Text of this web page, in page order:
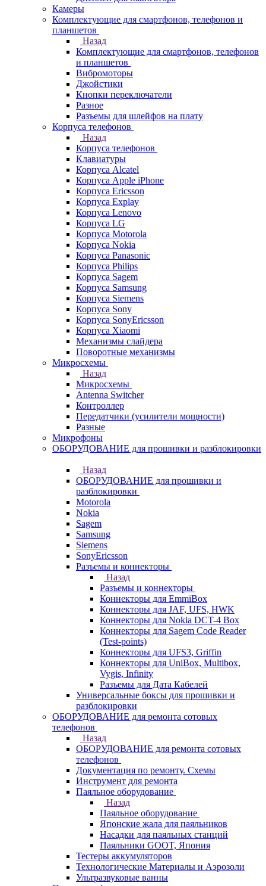
Камеры
Комплектующие для смартфонов, телефонов и
планшетов
Назад
Комплектующие для смартфонов, телефонов
и планшетов
Вибромоторы
Джойстики
Кнопки переключатели
Разное
Разъемы для шлейфов на плату
Корпуса телефонов
Назад
Корпуса телефонов
Клавиатуры
Корпуса Alcatel
Корпуса Apple iPhone
Корпуса Ericsson
Корпуса Explay
Корпуса Lenovo
Корпуса LG
Корпуса Motorola
Корпуса Nokia
Корпуса Panasonic
Корпуса Philips
Корпуса Sagem
Корпуса Samsung
Корпуса Siemens
Корпуса Sony
Корпуса SonyEricsson
Корпуса Xiaomi
Механизмы слайдера
Поворотные механизмы
Микросхемы
Назад
Микросхемы
Antenna Switcher
Контроллер
Передатчики (усилители мощности)
Разные
Микрофоны
ОБОРУДОВАНИЕ для прошивки и разблокировки
Назад
ОБОРУДОВАНИЕ для прошивки и
разблокировки
Motorola
Nokia
Sagem
Samsung
Siemens
SonyEricsson
Разъемы и коннекторы
Назад
Разъемы и коннекторы
Коннекторы для EmmiBox
Коннекторы для JAF, UFS, HWK
Коннекторы для Nokia DCT-4 Box
Коннекторы для Sagem Code Reader
(Test-points)
Коннекторы для UFS3, Griffin
Коннекторы для UniBox, Multibox,
Vygis, Infinity
Разъемы для Дата Кабелей
Универсальные боксы для прошивки и
разблокировки
ОБОРУДОВАНИЕ для ремонта сотовых
телефонов
Назад
ОБОРУДОВАНИЕ для ремонта сотовых
телефонов
Документация по ремонту. Схемы
Инструмент для ремонта
Паяльное оборудование
Назад
Паяльное оборудование
Японские жала для паяльников
Насадки для паяльных станций
Паяльники GOOT, Япония
Тестеры аккумуляторов
Технологические Материалы и Аэрозоли
Ультразвуковые ванны